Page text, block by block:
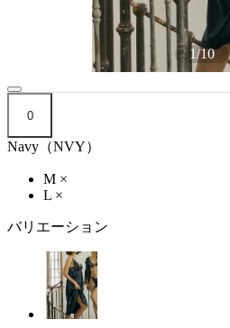
1/10
0
Navy（NVY）
M ×
L ×
バリエーション